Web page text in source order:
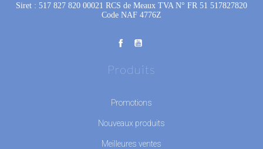
Siret : 517 827 820 00021 RCS de Meaux TVA N° FR 51 517827820
Code NAF 4776Z
Produits
Promotions
Nouveaux produits
Meilleures ventes